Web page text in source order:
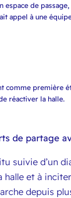
de
appel à une
comme
réactiver la halle.
de partage
suivie d’un
et à
depuis